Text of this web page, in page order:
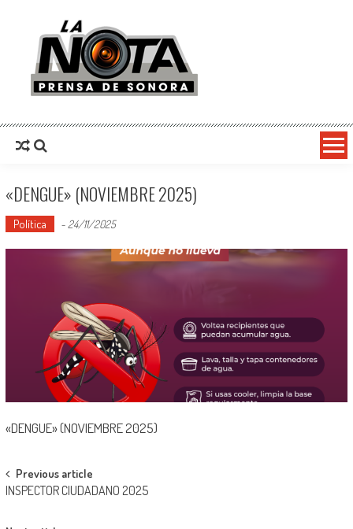
La Nota Prensa De Sonora
«DENGUE» (NOVIEMBRE 2025)
Política - 24/11/2025
«DENGUE» (NOVIEMBRE 2025)
Post
navigation
Previous article
INSPECTOR CIUDADANO 2025